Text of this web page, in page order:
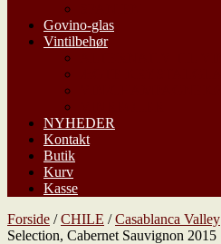
Govino-glas
Vintilbehør
NYHEDER
Kontakt
Butik
Kurv
Kasse
Forside /CHILE /Casablanca Valley
Selection, Cabernet Sauvignon 2015